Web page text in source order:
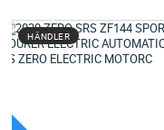
HÄNDLER